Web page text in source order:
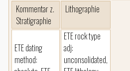
Kommentar z.
Stratigraphie
Lithographie
ETE dating
method:
ETE rock type
adj:
unconsolidated,